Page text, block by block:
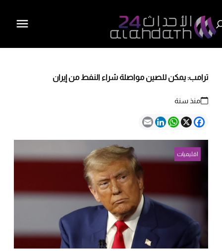
ترامب: يمكن للصين مواصلة شراء النفط من إيران
منذ سنة
Facebook
X
WhatsApp
LinkedIn
Email
اقليميات